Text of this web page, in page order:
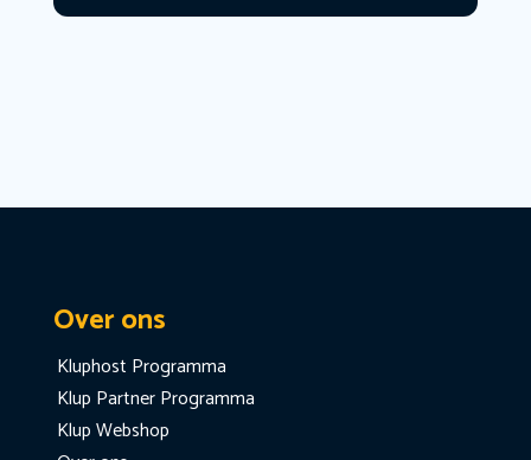
Over ons
Kluphost Programma
Klup Partner Programma
Klup Webshop